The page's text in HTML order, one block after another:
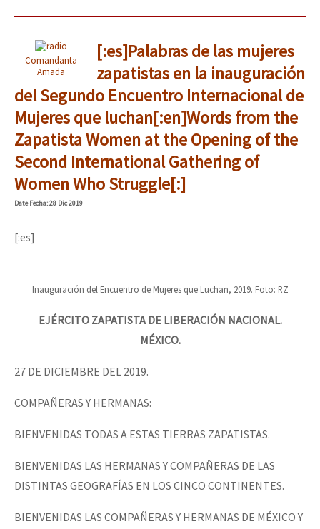
Comandanta
Amada
[:es]Palabras de las mujeres
zapatistas en la inauguración
del Segundo Encuentro Internacional de
Mujeres que luchan[:en]Words from the
Zapatista Women at the Opening of the
Second International Gathering of
Women Who Struggle[:]
DateFecha: 28 Dic 2019
[:es]
Inauguración del Encuentro de Mujeres que Luchan, 2019. Foto: RZ
EJÉRCITO ZAPATISTA DE LIBERACIÓN NACIONAL.
MÉXICO.
27 DE DICIEMBRE DEL 2019.
COMPAÑERAS Y HERMANAS:
BIENVENIDAS TODAS A ESTAS TIERRAS ZAPATISTAS.
BIENVENIDAS LAS HERMANAS Y COMPAÑERAS DE LAS
DISTINTAS GEOGRAFÍAS EN LOS CINCO CONTINENTES.
BIENVENIDAS LAS COMPAÑERAS Y HERMANAS DE MÉXICO Y